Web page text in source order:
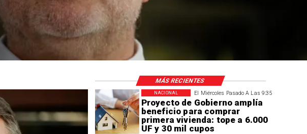
El Miércoles Pasado A Las 9:35
Proyecto de Gobierno amplía
beneficio para comprar
primera vivienda: tope a 6.000
UF y 30 mil cupos
NACIONAL
MÁS RECIENTES